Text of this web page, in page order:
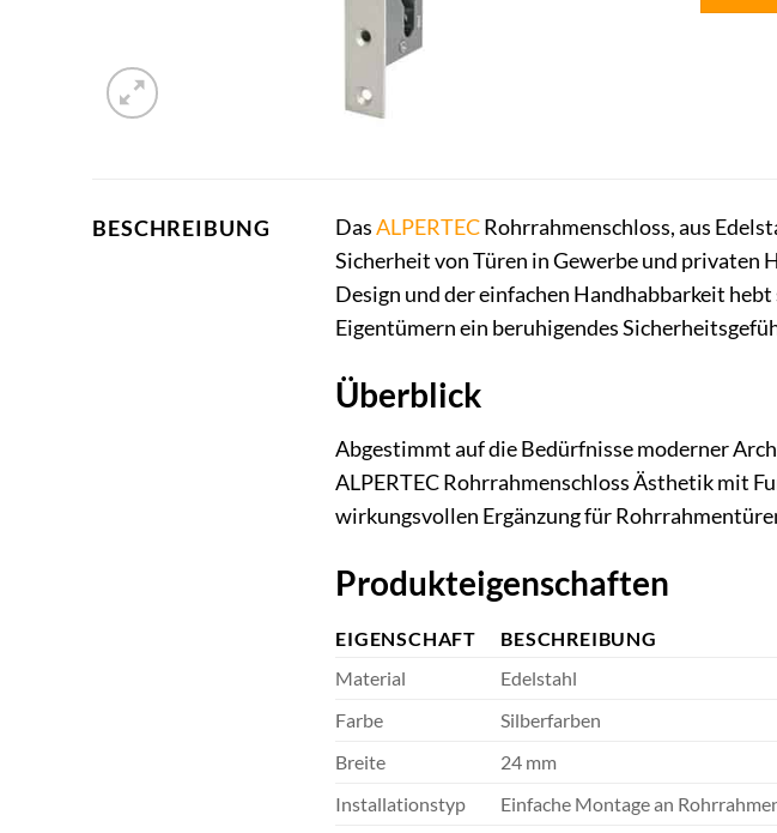
BESCHREIBUNG DasALPERTECRohrrahmenschloss, aus
Sicherheit von Türen in Gewerbe und privaten
Design und der einfachen Handhabbarkeit
Eigentümern ein beruhigendes
Überblick
Abgestimmt auf die Bedürfnisse moderner
ALPERTEC Rohrrahmenschloss Ästhetik mit
wirkungsvollen Ergänzung für
Produkteigenschaften
EIGENSCHAFT
BESCHREIBUNG
Material
Edelstahl
Farbe
Silberfarben
Breite
24 mm
Installationstyp
Einfache Montage an